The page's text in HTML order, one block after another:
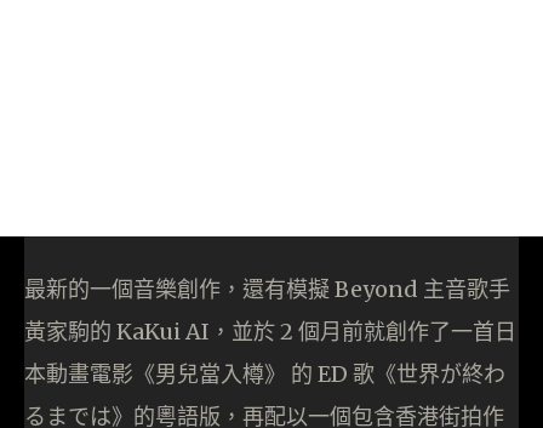
最新的一個音樂創作，還有模擬 Beyond 主音歌手
黃家駒的 KaKui AI，並於 2 個月前就創作了一首日
本動畫電影《男兒當入樽》 的 ED 歌《世界が終わ
るまでは》的粵語版，再配以一個包含香港街拍作